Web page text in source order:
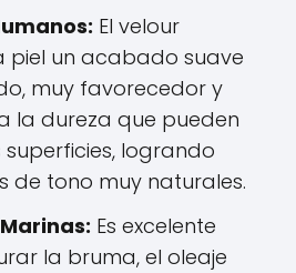
El velour
piel un acabado suave
muy favorecedor y
la dureza que pueden
logrando
de tono muy naturales.
Es excelente
la bruma, el oleaje